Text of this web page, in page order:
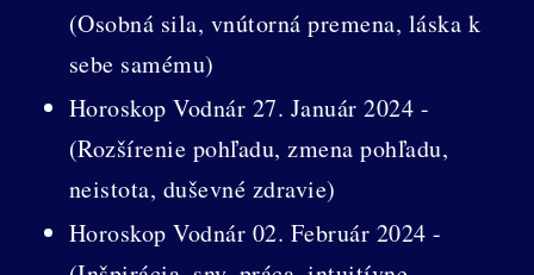
(Osobná sila, vnútorná premena, láska k
sebe samému)
Horoskop Vodnár 27. Január 2024 -
(Rozšírenie pohľadu, zmena pohľadu,
neistota, duševné zdravie)
Horoskop Vodnár 02. Február 2024 -